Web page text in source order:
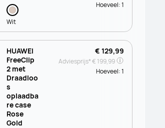
Wit
Hoeveel:1
HUAWEI
FreeClip
2 met
Draadloo
s
oplaadba
re case
Rose
Gold
€ 129,99
Adviesprijs*€ 199,99
Hoeveel:1